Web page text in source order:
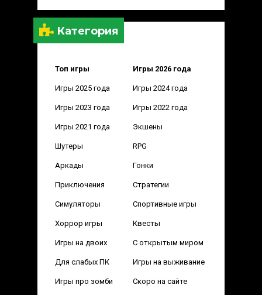
Категория
Топ игры Игры 2026 года
Игры 2025 года Игры 2024 года
Игры 2023 года Игры 2022 года
Игры 2021 года Экшены
Шутеры RPG
Аркады Гонки
Приключения Стратегии
Симуляторы Спортивные игры
Хоррор игры Квесты
Игры на двоих С открытым миром
Для слабых ПК Игры на выживание
Игры про зомби Скоро на сайте